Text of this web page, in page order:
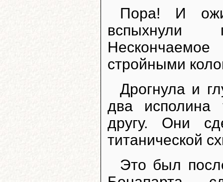
Пора! И
вспыхнули
стройными
Дрогнула и
два исполина
другу. Они
титанической
Это был